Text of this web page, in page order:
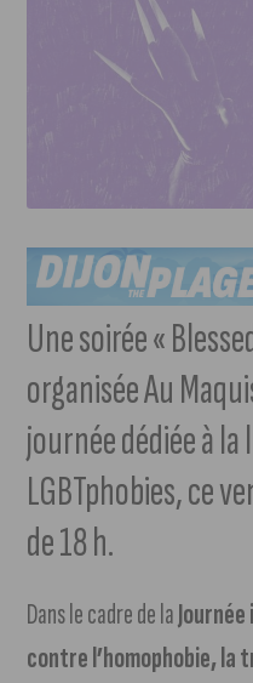
Une soirée «
organisée Au
journée dédiée à
LGBTphobies, ce
de 18 h.
Dans le cadre de la
contre l’homophobie, la